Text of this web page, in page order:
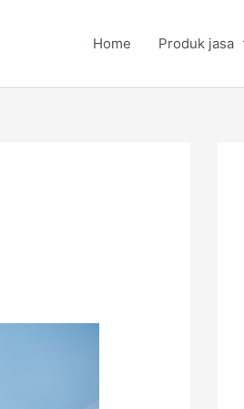
Home Produk jasa